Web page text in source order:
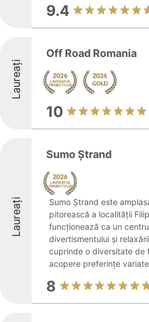
9.4
Laureați
Off Road Romania
10
Laureați
Sumo Ștrand
Sumo Ștrand este
pitorească a localității
funcționează ca un
divertismentului și
cuprinde o diversitate de
acopere preferințe
8